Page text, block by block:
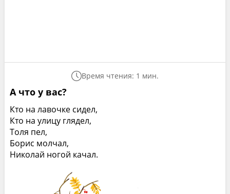
Время чтения: 1 мин.
А что у вас?
Кто на лавочке сидел,
Кто на улицу глядел,
Толя пел,
Борис молчал,
Николай ногой качал.